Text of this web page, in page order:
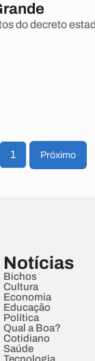
do decreto
1 Próximo
Notícias
Bichos
Cultura
Economia
Educação
Política
Qual a Boa?
Cotidiano
Saúde